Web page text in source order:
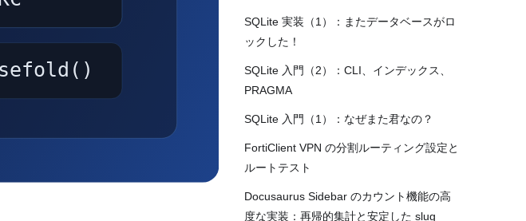
SQLite 実装（1）：またデータベースがロ
ックした！
SQLite 入門（2）：CLI、インデックス、
PRAGMA
SQLite 入門（1）：なぜまた君なの？
FortiClient VPN の分割ルーティング設定と
ルートテスト
Docusaurus Sidebar のカウント機能の高
度な実装：再帰的集計と安定した slug